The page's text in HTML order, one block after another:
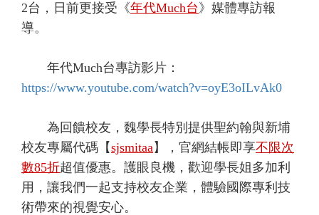
2台，日前更接受《年代Much台 》媒體專訪報
導。
年代Much台專訪影片：
https://www.youtube.com/watch?v=oyE3oILvAk0
為回饋校友，魏學長特別提供聖約翰與新埔
校友專屬代碼【sjsmitaa】，官網結帳即享不限次
數85折超值優惠。護眼良機，歡迎學長姐多加利
用，讓我們一起支持校友企業，體驗國際專利技
術帶來的視覺安心。